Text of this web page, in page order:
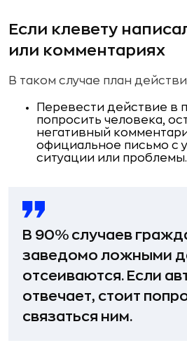
Если клевету
или комментариях
В таком случае план
Перевести действие в
попросить человека,
негативный
официальное письмо с
ситуации или проблемы.
В 90% случаев
заведомо ложными
отсеиваются. Если
отвечает, стоит
связаться ним.